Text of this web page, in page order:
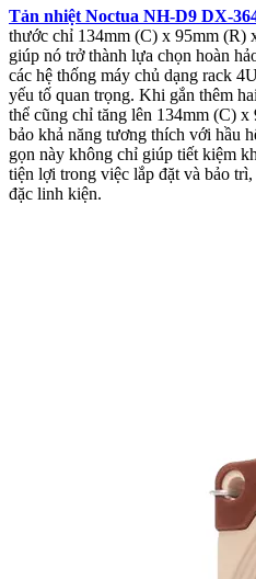
Tản nhiệt Noctua NH-D9 DX-
thước chỉ 134mm (C) x 95mm (R)
giúp nó trở thành lựa chọn hoàn
các hệ thống máy chủ dạng rack
yếu tố quan trọng. Khi gắn thêm
thể cũng chỉ tăng lên 134mm (C)
bảo khả năng tương thích với hầu
gọn này không chỉ giúp tiết kiệm
tiện lợi trong việc lắp đặt và bảo
đặc linh kiện.